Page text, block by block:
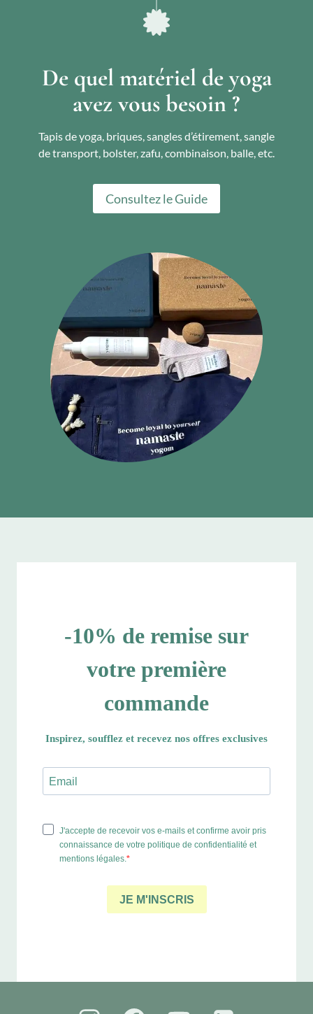
De quel matériel de yoga
avez vous besoin ?
Tapis de yoga, briques, sangles d’étirement, sangle
de transport, bolster, zafu, combinaison, balle, etc.
Consultez le Guide